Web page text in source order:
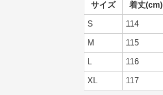
サイズ 着丈(cm)
S 114
M 115
L 116
XL 117